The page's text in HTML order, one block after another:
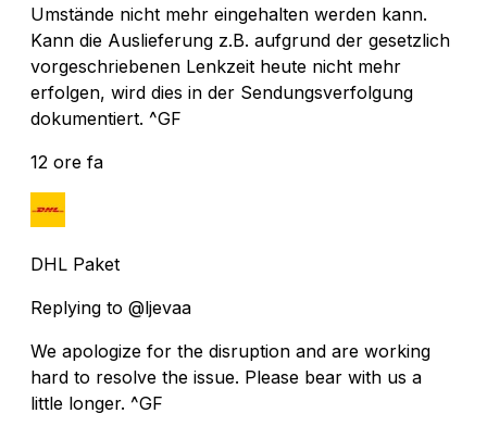
Umstände nicht mehr eingehalten werden kann.
Kann die Auslieferung z.B. aufgrund der gesetzlich
vorgeschriebenen Lenkzeit heute nicht mehr
erfolgen, wird dies in der Sendungsverfolgung
dokumentiert. ^GF
12 ore fa
DHL Paket
Replying to @ljevaa
We apologize for the disruption and are working
hard to resolve the issue. Please bear with us a
little longer. ^GF